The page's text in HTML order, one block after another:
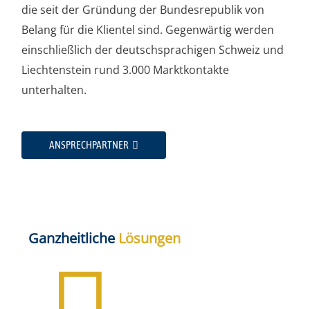
die seit der Grün­dung der Bun­des­re­pu­blik von
Belang für die Kli­en­tel sind. Gegen­wär­tig wer­den
ein­schließ­lich der deutsch­spra­chi­gen Schweiz und
Liech­ten­stein rund 3.000 Markt­kon­tak­te
unterhalten.
ANSPRECH­PART­NER
Ganz­heit­li­che Lösun­gen